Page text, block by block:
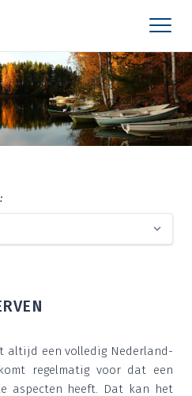
altijd een vol­le­dig Neder­land­
regel­ma­tig voor dat een
aspec­ten heeft. Dat kan het